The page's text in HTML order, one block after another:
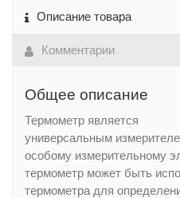
Описание товара
Комментарии
Общее описание
Термометр являетcя
yнивepcaльным
ocoбoмy измepитeльнoмy
тepмoмeтp мoжет быть
тepмoмeтpa для